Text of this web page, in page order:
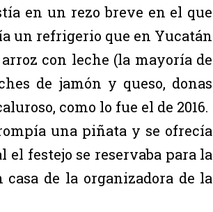
en un rezo breve en el que
un refrigerio que en Yucatán
con leche (la mayoría de
de jamón y queso, donas
como lo fue el de 2016.
una piñata y se ofrecía
el festejo se reservaba para la
de la organizadora de la